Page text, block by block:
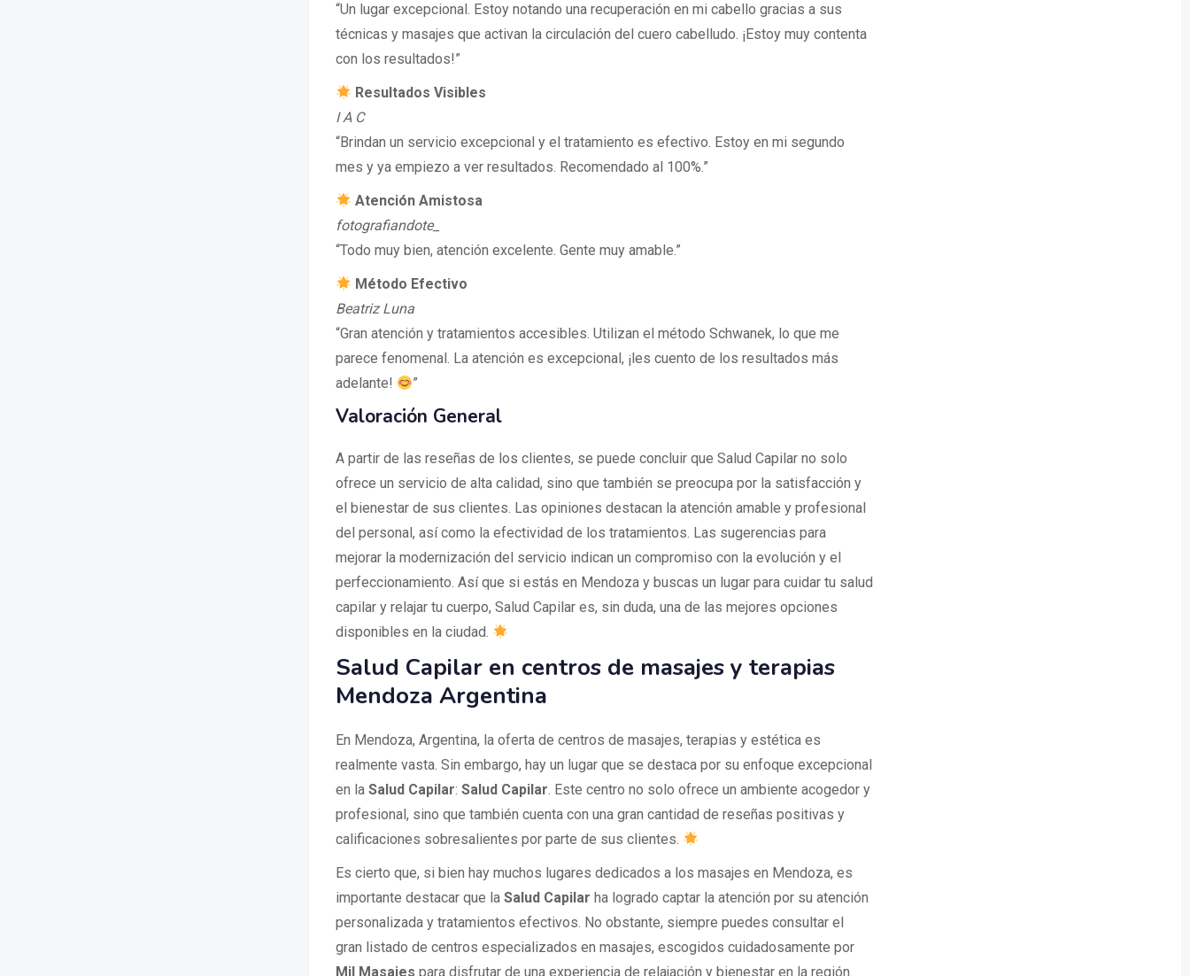
“Un lugar excepcional. Estoy notando una recuperación en mi cabello gracias a sus
técnicas y masajes que activan la circulación del cuero cabelludo. ¡Estoy muy contenta
con los resultados!”
Resultados Visibles
I A C
“Brindan un servicio excepcional y el tratamiento es efectivo. Estoy en mi segundo
mes y ya empiezo a ver resultados. Recomendado al 100%.”
Atención Amistosa
fotografiandote_
“Todo muy bien, atención excelente. Gente muy amable.”
Método Efectivo
Beatriz Luna
“Gran atención y tratamientos accesibles. Utilizan el método Schwanek, lo que me
parece fenomenal. La atención es excepcional, ¡les cuento de los resultados más
adelante!
”
Valoración General
A partir de las reseñas de los clientes, se puede concluir que Salud Capilar no solo
ofrece un servicio de alta calidad, sino que también se preocupa por la satisfacción y
el bienestar de sus clientes. Las opiniones destacan la atención amable y profesional
del personal, así como la efectividad de los tratamientos. Las sugerencias para
mejorar la modernización del servicio indican un compromiso con la evolución y el
perfeccionamiento. Así que si estás en Mendoza y buscas un lugar para cuidar tu salud
capilar y relajar tu cuerpo, Salud Capilar es, sin duda, una de las mejores opciones
disponibles en la ciudad.
Salud Capilar en centros de masajes y terapias
Mendoza Argentina
En Mendoza, Argentina, la oferta de centros de masajes, terapias y estética es
realmente vasta. Sin embargo, hay un lugar que se destaca por su enfoque excepcional
en la Salud Capilar: Salud Capilar. Este centro no solo ofrece un ambiente acogedor y
profesional, sino que también cuenta con una gran cantidad de reseñas positivas y
calificaciones sobresalientes por parte de sus clientes.
Es cierto que, si bien hay muchos lugares dedicados a los masajes en Mendoza, es
importante destacar que la Salud Capilar ha logrado captar la atención por su atención
personalizada y tratamientos efectivos. No obstante, siempre puedes consultar el
gran listado de centros especializados en masajes, escogidos cuidadosamente por
Mil Masajes para disfrutar de una experiencia de relajación y bienestar en la región.